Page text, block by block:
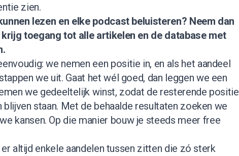
zien.
lezen en elke podcast beluisteren? Neem dan
toegang tot alle artikelen en de database met
we nemen een positie in, en als het aandeel
we uit. Gaat het wél goed, dan leggen we een
we gedeeltelijk winst, zodat de resterende positie
blijven staan. Met de behaalde resultaten zoeken we
kansen. Op die manier bouw je steeds meer free
altijd enkele aandelen tussen zitten die zó sterk